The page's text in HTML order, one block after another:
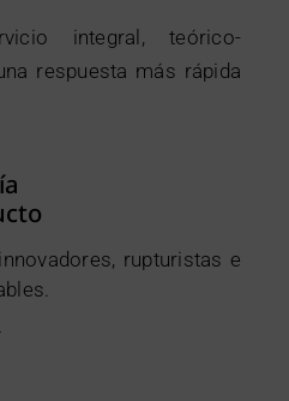
integral, teórico-
respuesta más rápida
rupturistas e